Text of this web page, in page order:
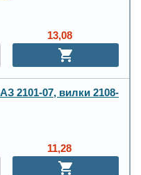
13,08
2101-07, вилки 2108-
11,28